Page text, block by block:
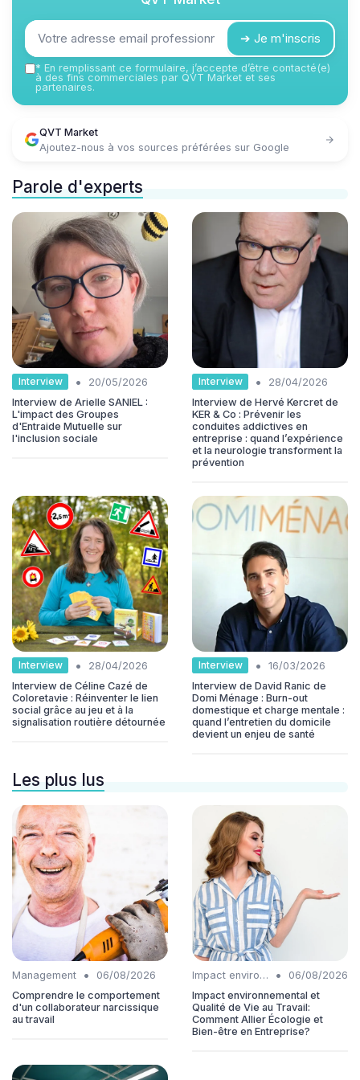
➔ Je m'inscris
* En remplissant ce formulaire, j’accepte d’être contacté(e)
à des fins commerciales par QVT Market et ses
partenaires.
QVT Market
Ajoutez-nous à vos sources préférées sur Google
Parole d'experts
Interview •
20/05/2026
Interview de Arielle SANIEL :
L'impact des Groupes
d'Entraide Mutuelle sur
l'inclusion sociale
Interview •
28/04/2026
Interview de Hervé Kercret de
KER & Co : Prévenir les
conduites addictives en
entreprise : quand l’expérience
et la neurologie transforment la
prévention
Interview •
28/04/2026
Interview de Céline Cazé de
Coloretavie : Réinventer le lien
social grâce au jeu et à la
signalisation routière détournée
Interview •
16/03/2026
Interview de David Ranic de
Domi Ménage : Burn-out
domestique et charge mentale :
quand l’entretien du domicile
devient un enjeu de santé
Les plus lus
Management •
06/08/2026
Comprendre le comportement
d'un collaborateur narcissique
au travail
Impact environnemental •
06/08/2026
Impact environnemental et
Qualité de Vie au Travail:
Comment Allier Écologie et
Bien-être en Entreprise?